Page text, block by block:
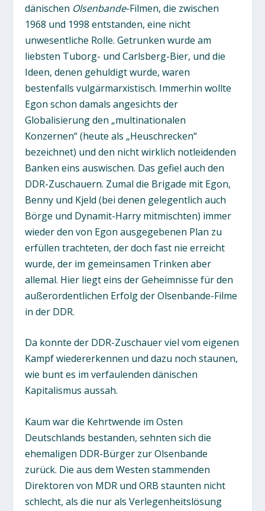
dänischen Olsenbande-Filmen, die zwischen
1968 und 1998 entstanden, eine nicht
unwesentliche Rolle. Getrunken wurde am
liebsten Tuborg- und Carlsberg-Bier, und die
Ideen, denen gehuldigt wurde, waren
bestenfalls vulgärmarxistisch. Immerhin wollte
Egon schon damals angesichts der
Globalisierung den „multinationalen
Konzernen“ (heute als „Heuschrecken“
bezeichnet) und den nicht wirklich notleidenden
Banken eins auswischen. Das gefiel auch den
DDR-Zuschauern. Zumal die Brigade mit Egon,
Benny und Kjeld (bei denen gelegentlich auch
Börge und Dynamit-Harry mitmischten) immer
wieder den von Egon ausgegebenen Plan zu
erfüllen trachteten, der doch fast nie erreicht
wurde, der im gemeinsamen Trinken aber
allemal. Hier liegt eins der Geheimnisse für den
außerordentlichen Erfolg der Olsenbande-Filme
in der DDR.
Da konnte der DDR-Zuschauer viel vom eigenen
Kampf wiedererkennen und dazu noch staunen,
wie bunt es im verfaulenden dänischen
Kapitalismus aussah.
Kaum war die Kehrtwende im Osten
Deutschlands bestanden, sehnten sich die
ehemaligen DDR-Bürger zur Olsenbande
zurück. Die aus dem Westen stammenden
Direktoren von MDR und ORB staunten nicht
schlecht, als die nur als Verlegenheitslösung